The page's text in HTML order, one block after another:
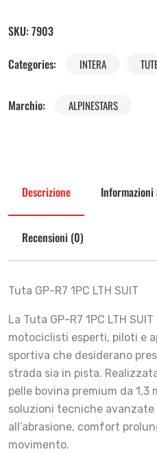
SKU: 7903
Categories:
INTERA
Marchio: ALPINESTARS
Descrizione
Recensioni (0)
Tuta GP-R7 1PC LTH SUIT
La Tuta GP-R7 1PC LTH
motociclisti esperti, piloti e
sportiva che desiderano
strada sia in pista.
pelle bovina premium da 1,3
soluzioni tecniche
all’abrasione, comfort
movimento.